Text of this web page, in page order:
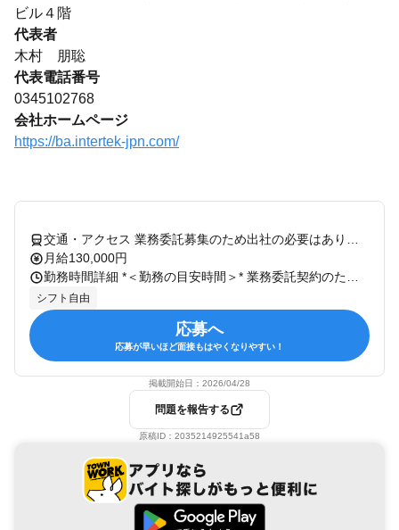
ビル４階
代表者
木村 朋聡
代表電話番号
0345102768
会社ホームページ
https://ba.intertek-jpn.com/
月給130,000円
シフト自由
応募へ
応募が早いほど面接もはやくなりやすい！
掲載開始日： 2026/04/28
問題を報告する
原稿ID： 2035214925541a58